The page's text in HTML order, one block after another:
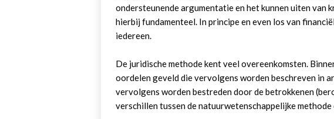
ondersteunende argumentatie en het kunnen uiten van
hierbij fundamenteel. In principe en even los van
iedereen.
De juridische methode kent veel overeenkomsten.
oordelen geveld die vervolgens worden beschreven in
vervolgens worden bestreden door de betrokkenen
verschillen tussen de natuurwetenschappelijke methode